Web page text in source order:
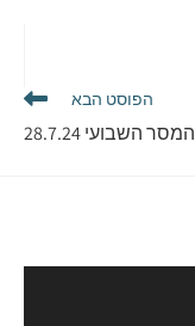
הפוסט הבא
המסר השבועי 28.7.24